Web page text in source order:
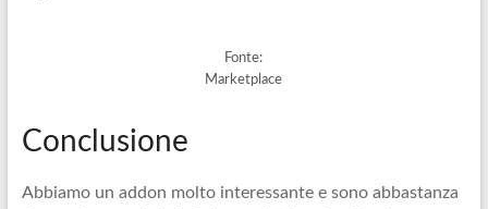
Fonte:
Marketplace
Conclusione
Abbiamo un addon molto interessante e sono abbastanza